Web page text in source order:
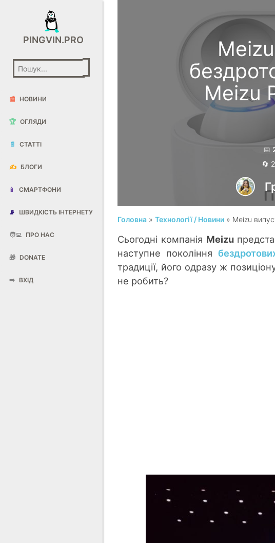
PINGVIN.PRO
📰 НОВИНИ
🏆 ОГЛЯДИ
📄 СТАТТІ
✍️ БЛОГИ
📱 СМАРТФОНИ
📡 ШВИДКІСТЬ ІНТЕРНЕТУ
🧑‍💻 ПРО НАС
🎁 DONATE
➡️ ВХІД
Meizu
📅
🔄
Головна »Технології / Новини » Meizu
Сьогодні компанія Meizu
наступне покоління
традиції, його одразу ж
не робить?